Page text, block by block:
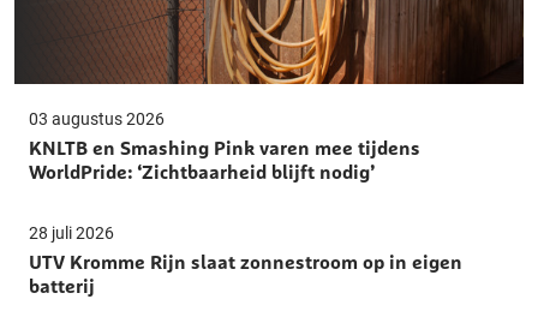
03 augustus 2026
KNLTB en Smashing Pink varen mee tijdens
WorldPride: ‘Zichtbaarheid blijft nodig’
28 juli 2026
UTV Kromme Rijn slaat zonnestroom op in eigen
batterij